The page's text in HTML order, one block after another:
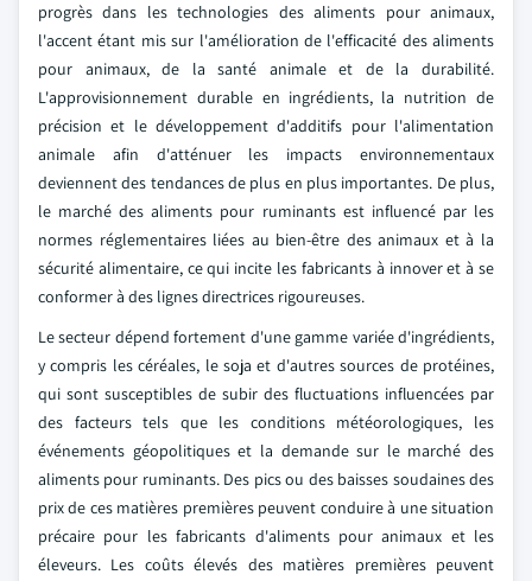
progrès dans les technologies des aliments pour animaux,
l'accent étant mis sur l'amélioration de l'efficacité des aliments
pour animaux, de la santé animale et de la durabilité.
L'approvisionnement durable en ingrédients, la nutrition de
précision et le développement d'additifs pour l'alimentation
animale afin d'atténuer les impacts environnementaux
deviennent des tendances de plus en plus importantes. De plus,
le marché des aliments pour ruminants est influencé par les
normes réglementaires liées au bien-être des animaux et à la
sécurité alimentaire, ce qui incite les fabricants à innover et à se
conformer à des lignes directrices rigoureuses.
Le secteur dépend fortement d'une gamme variée d'ingrédients,
y compris les céréales, le soja et d'autres sources de protéines,
qui sont susceptibles de subir des fluctuations influencées par
des facteurs tels que les conditions météorologiques, les
événements géopolitiques et la demande sur le marché des
aliments pour ruminants. Des pics ou des baisses soudaines des
prix de ces matières premières peuvent conduire à une situation
précaire pour les fabricants d'aliments pour animaux et les
éleveurs. Les coûts élevés des matières premières peuvent